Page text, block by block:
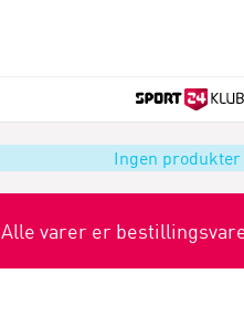
Ingen produkter
Alle varer er